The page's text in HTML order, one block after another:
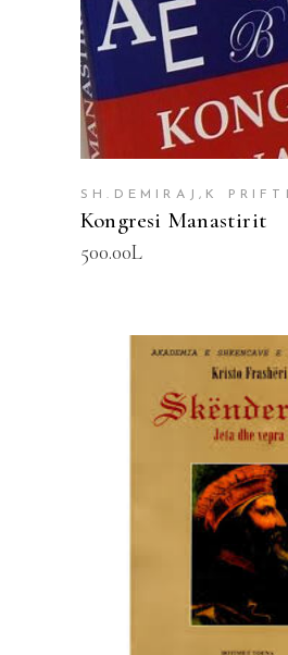
SH.DEMIRAJ,K PRIFTI
Kongresi Manastirit
500.00L
SHTOJE NË